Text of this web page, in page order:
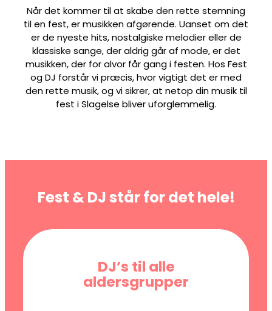
Når det kommer til at skabe den rette stemning
til en fest, er musikken afgørende. Uanset om det
er de nyeste hits, nostalgiske melodier eller de
klassiske sange, der aldrig går af mode, er det
musikken, der for alvor får gang i festen. Hos Fest
og DJ forstår vi præcis, hvor vigtigt det er med
den rette musik, og vi sikrer, at netop din musik til
fest i Slagelse bliver uforglemmelig.
Fest & DJ står for det hele!
DJ’s til alle
aldersgrupper